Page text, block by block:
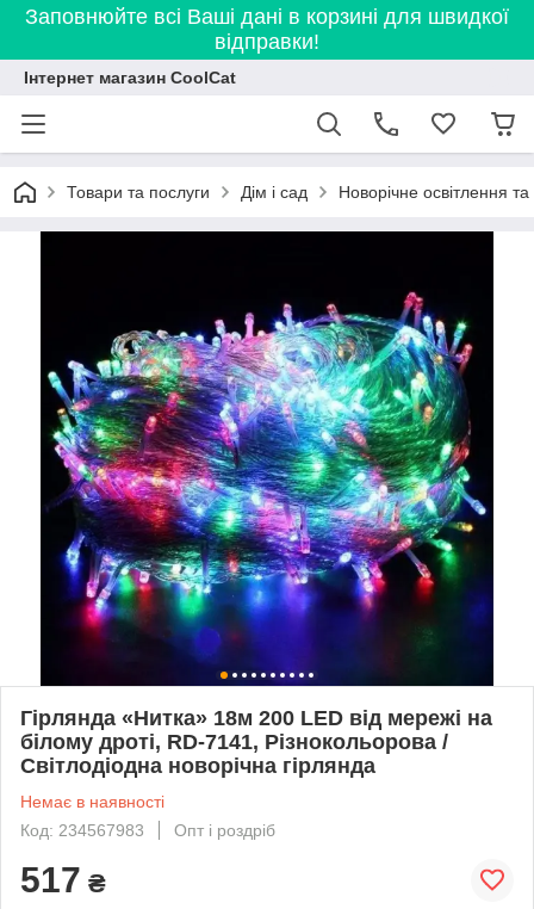
Заповнюйте всі Ваші дані в корзині для швидкої
відправки!
Інтернет магазин CoolCat
Товари та послуги Дім і сад Новорічне освітлення
Гірлянда «Нитка» 18м 200 LED від мережі на
білому дроті, RD-7141, Різнокольорова /
Світлодіодна новорічна гірлянда
Немає в наявності
Код: 234567983
Опт і роздріб
517 ₴